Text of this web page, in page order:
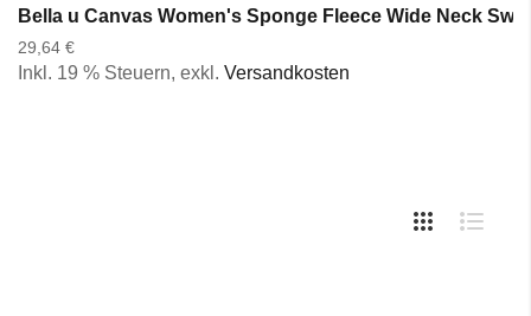
Bella u Canvas Women's Sponge Fleece Wide Neck
29,64 €
Inkl. 19 % Steuern, exkl. Versandkosten